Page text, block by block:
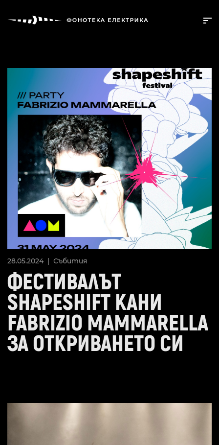
28.05.2024 | Събития
ФЕСТИВАЛЪТ
SHAPESHIFT КАНИ
FABRIZIO MAMMARELLA
ЗА ОТКРИВАНЕТО СИ